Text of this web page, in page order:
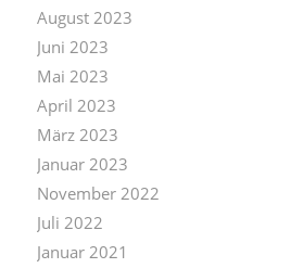
August 2023
Juni 2023
Mai 2023
April 2023
März 2023
Januar 2023
November 2022
Juli 2022
Januar 2021